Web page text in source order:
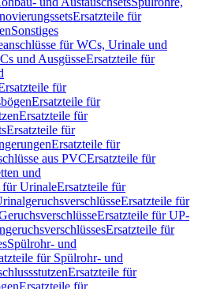
Ersatzteile für
Sonstiges
für WCs, Urinale und
und AusgüsseErsatzteile für
für
Ersatzteile für
Ersatzteile für
Ersatzteile für
Ersatzteile für
aus PVCErsatzteile für
und
für UrinaleErsatzteile für
Ersatzteile für
Ersatzteile für UP-
Ersatzteile für
Spülrohr- und
für Spülrohr- und
Ersatzteile für
Ersatzteile für